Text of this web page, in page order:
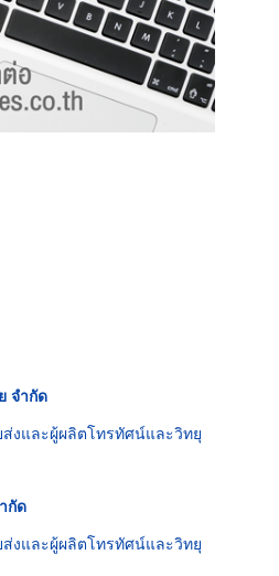
จำกัด
งและผู้ผลิตโทรทัศน์และวิทยุ
กัด
งและผู้ผลิตโทรทัศน์และวิทยุ